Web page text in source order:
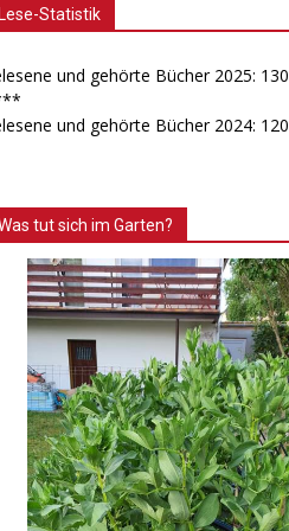
Lese-Statistik
und gehörte Bücher 2025: 130
und gehörte Bücher 2024: 120
tut sich im Garten?